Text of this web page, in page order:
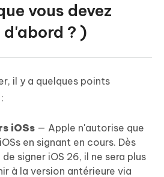
vous devez
? )
il y a quelques points
iOSs — Apple n'autorise que
en signant en cours. Dès
signer iOS 26, il ne sera plus
à la version antérieure via